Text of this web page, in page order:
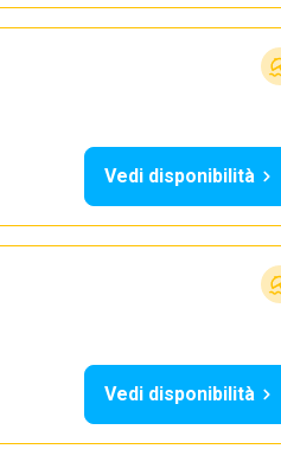
Vedi disponibilità
Vedi disponibilità